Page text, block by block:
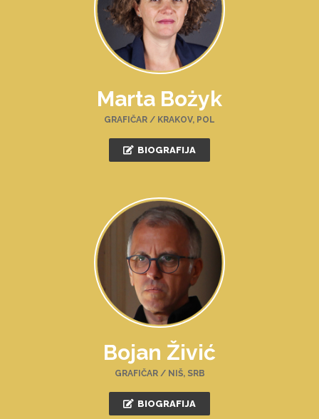
Marta Bożyk
GRAFIČAR / KRAKOV, POL
BIOGRAFIJA
Bojan Živić
GRAFIČAR / NIŠ, SRB
BIOGRAFIJA